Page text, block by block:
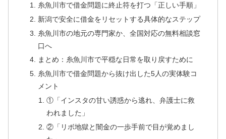
糸魚川市で借金問題に終止符を打つ「正しい手順」
新潟で安全に借金をリセットする具体的なステップ
糸魚川市の地元の専門家か、全国対応の無料相談窓
口へ
まとめ：糸魚川市で平穏な日常を取り戻すために
糸魚川市で借金問題から抜け出した5人の実体験コ
メント
①「インスタの甘い誘惑から逃れ、弁護士に救
われました」
②「リボ地獄と闇金の一歩手前で目が覚めまし